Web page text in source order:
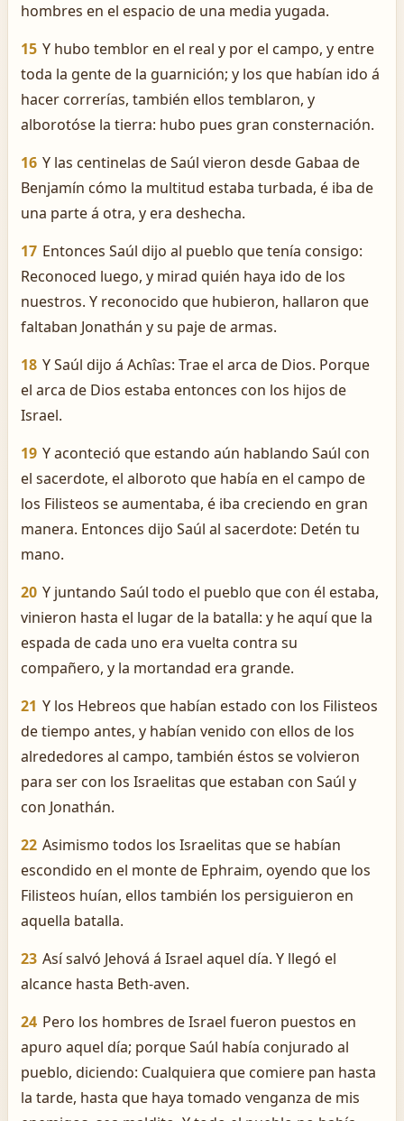
hombres en el espacio de una media yugada.
15 Y hubo temblor en el real y por el campo, y entre
toda la gente de la guarnición; y los que habían ido á
hacer correrías, también ellos temblaron, y
alborotóse la tierra: hubo pues gran consternación.
16 Y las centinelas de Saúl vieron desde Gabaa de
Benjamín cómo la multitud estaba turbada, é iba de
una parte á otra, y era deshecha.
17 Entonces Saúl dijo al pueblo que tenía consigo:
Reconoced luego, y mirad quién haya ido de los
nuestros. Y reconocido que hubieron, hallaron que
faltaban Jonathán y su paje de armas.
18 Y Saúl dijo á Achîas: Trae el arca de Dios. Porque
el arca de Dios estaba entonces con los hijos de
Israel.
19 Y aconteció que estando aún hablando Saúl con
el sacerdote, el alboroto que había en el campo de
los Filisteos se aumentaba, é iba creciendo en gran
manera. Entonces dijo Saúl al sacerdote: Detén tu
mano.
20 Y juntando Saúl todo el pueblo que con él estaba,
vinieron hasta el lugar de la batalla: y he aquí que la
espada de cada uno era vuelta contra su
compañero, y la mortandad era grande.
21 Y los Hebreos que habían estado con los Filisteos
de tiempo antes, y habían venido con ellos de los
alrededores al campo, también éstos se volvieron
para ser con los Israelitas que estaban con Saúl y
con Jonathán.
22 Asimismo todos los Israelitas que se habían
escondido en el monte de Ephraim, oyendo que los
Filisteos huían, ellos también los persiguieron en
aquella batalla.
23 Así salvó Jehová á Israel aquel día. Y llegó el
alcance hasta Beth-aven.
24 Pero los hombres de Israel fueron puestos en
apuro aquel día; porque Saúl había conjurado al
pueblo, diciendo: Cualquiera que comiere pan hasta
la tarde, hasta que haya tomado venganza de mis